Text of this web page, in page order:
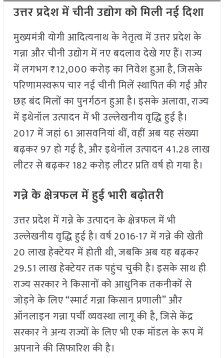
उत्तर प्रदेश में चीनी उद्योग को मिली नई दिशा
मुख्यमंत्री योगी आदित्यनाथ के नेतृत्व में उत्तर प्रदेश के
गन्ना और चीनी उद्योग में नए बदलाव देखे गए हैं। राज्य
में लगभग ₹12,000 करोड़ का निवेश हुआ है, जिसके
परिणामस्वरूप चार नई चीनी मिलें स्थापित की गईं और
छह बंद मिलों का पुनर्गठन हुआ है। इसके अलावा, राज्य
में इथेनॉल उत्पादन में भी उल्लेखनीय वृद्धि हुई है।
2017 में जहां 61 आसवनियां थीं, वहीं अब यह संख्या
बढ़कर 97 हो गई है, और इथेनॉल उत्पादन 41.28 लाख
लीटर से बढ़कर 182 करोड़ लीटर प्रति वर्ष हो गया है।
गन्ने के क्षेत्रफल में हुई भारी बढ़ोतरी
उत्तर प्रदेश में गन्ने के उत्पादन के क्षेत्रफल में भी
उल्लेखनीय वृद्धि हुई है। वर्ष 2016-17 में गन्ने की खेती
20 लाख हेक्टेयर में होती थी, जबकि अब यह बढ़कर
29.51 लाख हेक्टेयर तक पहुंच चुकी है। इसके साथ ही
राज्य सरकार ने किसानों को आधुनिक तकनीकों से
जोड़ने के लिए “स्मार्ट गन्ना किसान प्रणाली” और
ऑनलाइन गन्ना पर्ची व्यवस्था लागू की है, जिसे केंद्र
सरकार ने अन्य राज्यों के लिए भी एक मॉडल के रूप में
अपनाने की सिफारिश की है।